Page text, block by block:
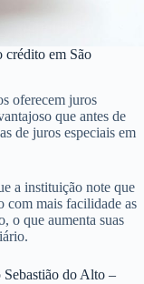
crédito em São
oferecem juros
que antes de
de juros especiais em
a instituição note que
com mais facilidade as
o que aumenta suas
do Alto –